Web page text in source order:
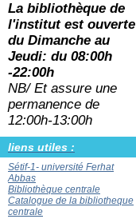
La bibliothèque de
l'institut est ouverte
du Dimanche au
Jeudi: du 08:00h
-22:00h
NB/ Et assure une
permanence de
12:00h-13:00h
liens utiles :
Sétif-1- université Ferhat
Abbas
Bibliothèque centrale
Catalogue de la bibliotheque
centrale